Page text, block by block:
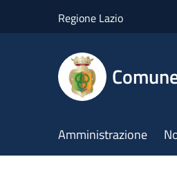
Regione Lazio
Amministrazione